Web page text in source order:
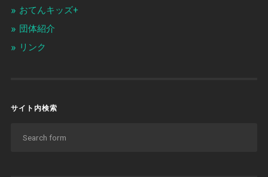
おてんキッズ+
団体紹介
リンク
サイト内検索